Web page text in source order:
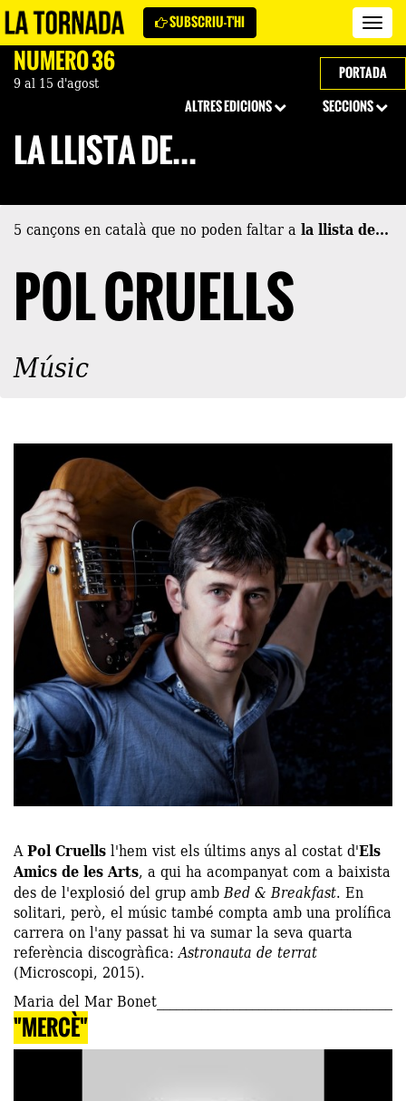
La
SUBSCRIU-T'HI
NÚMERO 36
9 al 15 d'agost
PORTADA
SECCIONS
ALTRES EDICIONS
LA LLISTA DE...
5 cançons en català que no poden faltar ala llista de...
POL CRUELLS
Músic
APol Cruellsl'hem vist els últims anys al costat d'Els
Amics de les Arts, a qui ha acompanyat com a baixista
des de l'explosió del grup ambBed & Breakfast. En
solitari, però, el músic també compta amb una prolífica
carrera on l'any passat hi va sumar la seva quarta
referència discogràfica:Astronauta de terrat
(Microscopi, 2015).
Maria del Mar Bonet
"MERCÈ"